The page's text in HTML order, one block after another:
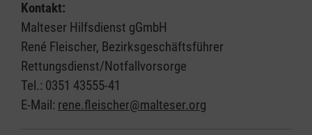
Kontakt:
Malteser Hilfsdienst gGmbH
René Fleischer, Bezirksgeschäftsführer
Rettungsdienst/Notfallvorsorge
Tel.: 0351 43555-41
E-Mail: rene.fleischer@malteser.org